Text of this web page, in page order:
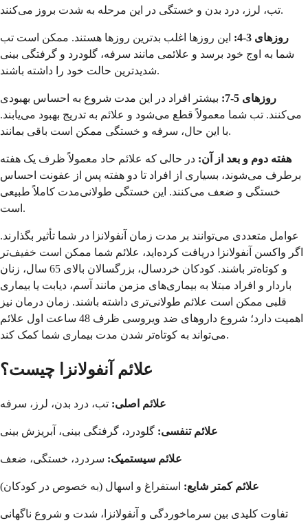
تب، لرز، درد بدن و خستگی در این مرحله به شدت بروز می‌کنند.
روزهای 3-4:
این روزها اغلب بدترین روزها هستند. ممکن است تب
شما به اوج خود برسد و علائمی مانند سرفه، گلودرد و گرفتگی بینی
شدیدترین حالت خود را داشته باشند.
روزهای 5-7:
بیشتر افراد در این مدت شروع به احساس بهبودی
می‌کنند. تب شما معمولاً قطع می‌شود و علائم به تدریج بهبود می‌یابند.
با این حال، سرفه و خستگی ممکن است باقی بمانند.
هفته دوم و بعد از آن: در حالی که علائم حاد معمولاً ظرف یک هفته
برطرف می‌شوند، بسیاری از افراد تا دو هفته پس از عفونت احساس
خستگی و ضعف می‌کنند. این خستگی طولانی‌مدت کاملاً طبیعی
است.
عوامل متعددی می‌توانند بر مدت زمان آنفولانزا در شما تأثیر بگذارند.
اگر واکسن آنفولانزا دریافت کرده‌اید، علائم شما ممکن است خفیف‌تر
و کوتاه‌تر باشند. کودکان خردسال، بزرگسالان بالای 65 سال، زنان
باردار و افراد مبتلا به بیماری‌های مزمن مانند آسم، دیابت یا بیماری
قلبی ممکن است علائم طولانی‌تری داشته باشند. زمان درمان نیز
اهمیت دارد؛ شروع داروهای ضد ویروسی ظرف 48 ساعت اول علائم
می‌تواند به کوتاه‌تر شدن مدت بیماری شما کمک کند.
علائم آنفولانزا چیست؟
علائم اصلی: تب، درد بدن، لرز، سرفه
علائم تنفسی: گلودرد، گرفتگی بینی، آبریزش بینی
علائم سیستمیک: سردرد، خستگی، ضعف
علائم کمتر شایع: استفراغ و اسهال (به خصوص در کودکان)
تفاوت کلیدی بین سرماخوردگی و آنفولانزا، شدت و شروع ناگهانی